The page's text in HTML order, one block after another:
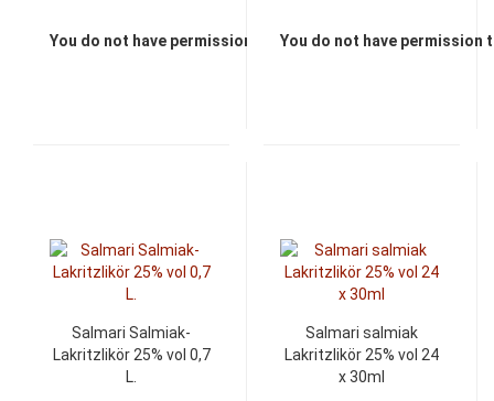
You do not have permission to view the prices
You do not have permission
Salmari Salmiak-
Lakritzlikör 25% vol 0,7
L.
Salmari salmiak
Lakritzlikör 25% vol 24
x 30ml